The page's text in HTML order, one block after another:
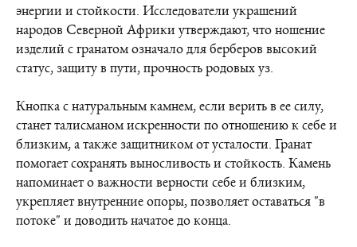
энергии и стойкости. Исследователи украшений
народов Северной Африки утверждают, что ношение
изделий с гранатом означало для берберов высокий
статус, защиту в пути, прочность родовых уз.
Кнопка с натуральным камнем, если верить в ее силу,
станет талисманом искренности по отношению к себе и
близким, а также защитником от усталости. Гранат
помогает сохранять выносливость и стойкость. Камень
напоминает о важности верности себе и близким,
укрепляет внутренние опоры, позволяет оставаться "в
потоке" и доводить начатое до конца.